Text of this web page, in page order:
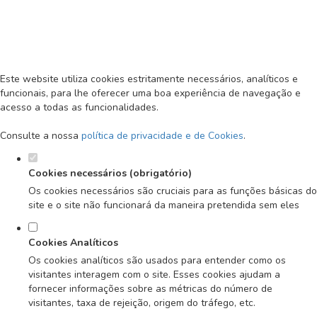
Este website utiliza cookies estritamente necessários, analíticos e
funcionais, para lhe oferecer uma boa experiência de navegação e
acesso a todas as funcionalidades.
Consulte a nossa política de privacidade e de Cookies.
Cookies necessários (obrigatório)
Os cookies necessários são cruciais para as funções básicas do
site e o site não funcionará da maneira pretendida sem eles
Cookies Analíticos
Os cookies analíticos são usados para entender como os
visitantes interagem com o site. Esses cookies ajudam a
fornecer informações sobre as métricas do número de
visitantes, taxa de rejeição, origem do tráfego, etc.